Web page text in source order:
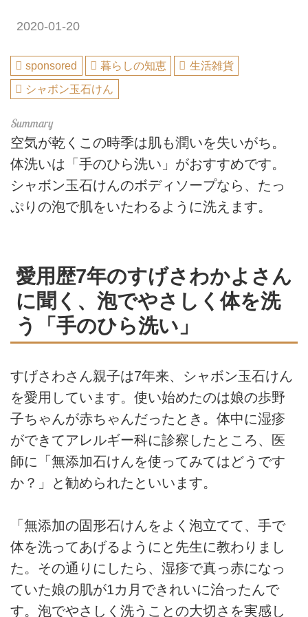
2020-01-20
sponsored 暮らしの知恵
生活雑貨
シャボン玉石けん
空気が乾くこの時季は肌も潤いを失いがち。
体洗いは「手のひら洗い」がおすすめです。
シャボン玉石けんのボディソープなら、たっ
ぷりの泡で肌をいたわるように洗えます。
愛用歴7年のすげさわかよさん
に聞く、泡でやさしく体を洗
う「手のひら洗い」
すげさわさん親子は7年来、シャボン玉石けん
を愛用しています。使い始めたのは娘の歩野
子ちゃんが赤ちゃんだったとき。体中に湿疹
ができてアレルギー科に診察したところ、医
師に「無添加石けんを使ってみてはどうです
か？」と勧められたといいます。
「無添加の固形石けんをよく泡立てて、手で
体を洗ってあげるようにと先生に教わりまし
た。その通りにしたら、湿疹で真っ赤になっ
ていた娘の肌が1カ月できれいに治ったんで
す。泡でやさしく洗うことの大切さを実感し